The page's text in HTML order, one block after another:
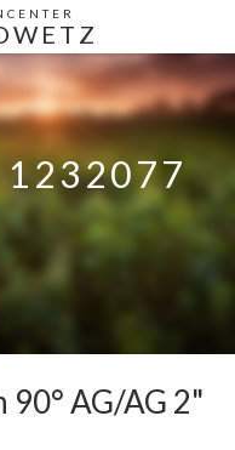
1232077
90° AG/AG 2"